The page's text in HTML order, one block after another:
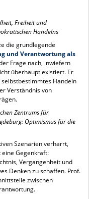
Freiheit und
Handelns
die grundlegende
und Verantwortung als
Frage nach, inwiefern
überhaupt existiert. Er
Handeln
Verständnis von
Zentrums für
Optimismus für die
Szenarien verharrt,
Gegenkraft:
Vergangenheit und
Denken zu schaffen. Prof.
zwischen